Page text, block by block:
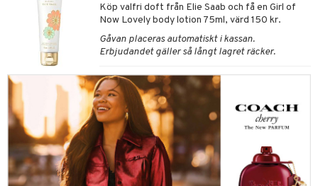
Köp valfri doft från Elie Saab och få en Girl of
Now Lovely body lotion 75ml, värd 150 kr.
Gåvan placeras automatiskt i kassan.
Erbjudandet gäller så långt lagret räcker.